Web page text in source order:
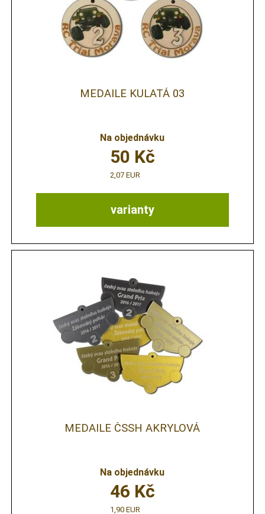
MEDAILE KULATÁ 03
Na objednávku
varianty
50 Kč
2,07 EUR
MEDAILE ČSSH AKRYLOVÁ
Na objednávku
46 Kč
1,90 EUR